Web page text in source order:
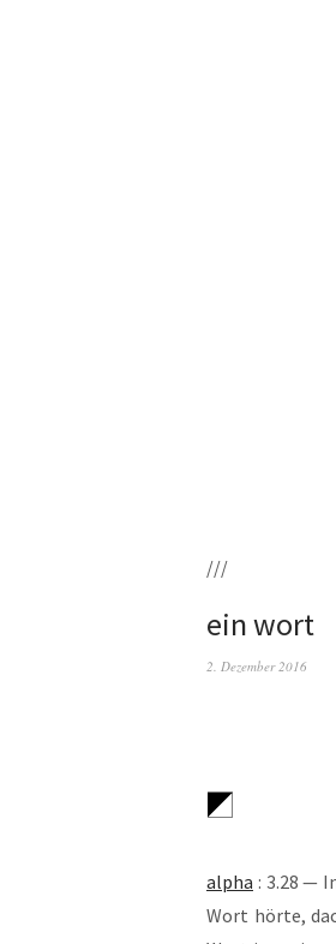
///
ein wort
2. Dezember 2016
alpha : 3.28 —
Wort hör­te,